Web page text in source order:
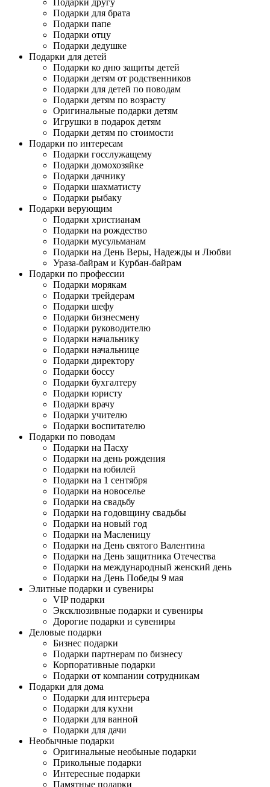
Подарки другу
Подарки для брата
Подарки папе
Подарки отцу
Подарки дедушке
Подарки для детей
Подарки ко дню защиты детей
Подарки детям от родственников
Подарки для детей по поводам
Подарки детям по возрасту
Оригинальные подарки детям
Игрушки в подарок детям
Подарки детям по стоимости
Подарки по интересам
Подарки госслужащему
Подарки домохозяйке
Подарки дачнику
Подарки шахматисту
Подарки рыбаку
Подарки верующим
Подарки христианам
Подарки на рождество
Подарки мусульманам
Подарки на День Веры, Надежды и Любви
Ураза-байрам и Курбан-байрам
Подарки по профессии
Подарки морякам
Подарки трейдерам
Подарки шефу
Подарки бизнесмену
Подарки руководителю
Подарки начальнику
Подарки начальнице
Подарки директору
Подарки боссу
Подарки бухгалтеру
Подарки юристу
Подарки врачу
Подарки учителю
Подарки воспитателю
Подарки по поводам
Подарки на Пасху
Подарки на день рождения
Подарки на юбилей
Подарки на 1 сентября
Подарки на новоселье
Подарки на свадьбу
Подарки на годовщину свадьбы
Подарки на новый год
Подарки на Масленицу
Подарки на День святого Валентина
Подарки на День защитника Отечества
Подарки на международный женский день
Подарки на День Победы 9 мая
Элитные подарки и сувениры
VIP подарки
Эксклюзивные подарки и сувениры
Дорогие подарки и сувениры
Деловые подарки
Бизнес подарки
Подарки партнерам по бизнесу
Корпоративные подарки
Подарки от компании сотрудникам
Подарки для дома
Подарки для интерьера
Подарки для кухни
Подарки для ванной
Подарки для дачи
Необычные подарки
Оригинальные необыные подарки
Прикольные подарки
Интересные подарки
Памятные подарки